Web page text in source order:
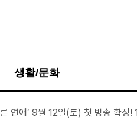
생활/문화
사형제 2대 2 분열 위기에 극대노 “